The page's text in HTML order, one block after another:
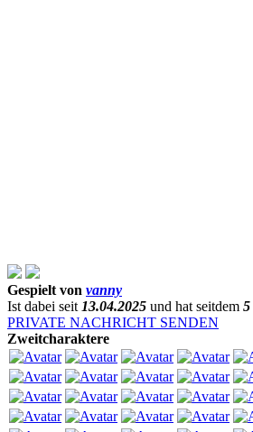
Gespielt von vanny
Ist dabei seit 13.04.2025 und hat seitdem 5
PRIVATE NACHRICHT SENDEN
Zweitcharaktere